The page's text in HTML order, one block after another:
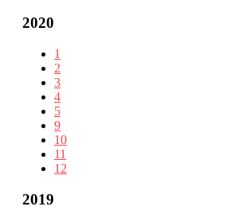
2020
1
2
3
4
5
9
10
11
12
2019